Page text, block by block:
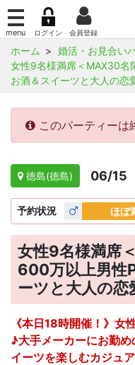
ホーム
婚活・お見合い
女性9名様満席＜MAX30名
お酒＆スイーツと大人の恋
このパーティーは
徳島(徳島) 06/15
予約状況 ほぼ
女性9名様満席
600万以上男性
ーツと大人の恋
《本日18時開催！》
♪大手メーカーにお勤
イーツを楽しむカジュ